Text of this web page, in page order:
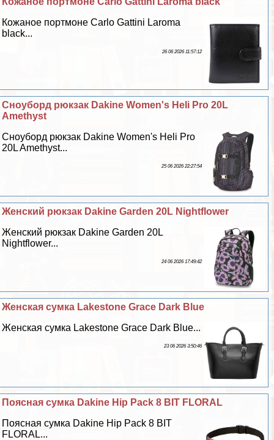
Кожаное портмоне Carlo Gattini Laroma
black...
26 06 2026 11:57:12
Сноуборд рюкзак Dakine Women's Heli Pro 20L
Amethyst
Сноуборд рюкзак Dakine Women's Heli Pro
20L Amethyst...
25 06 2026 22:27:54
Женский рюкзак Dakine Garden 20L Nightflower
Женский рюкзак Dakine Garden 20L
Nightflower...
24 06 2026 17:49:42
Женская сумка Lakestone Grace Dark Blue
Женская сумка Lakestone Grace Dark Blue...
23 06 2026 3:50:46
Поясная сумка Dakine Hip Pack 8 BIT FLORAL
Поясная сумка Dakine Hip Pack 8 BIT
FLORAL...